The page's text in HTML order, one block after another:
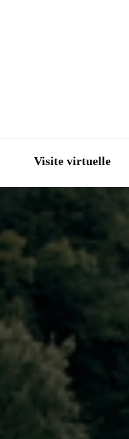
Visite virtuelle